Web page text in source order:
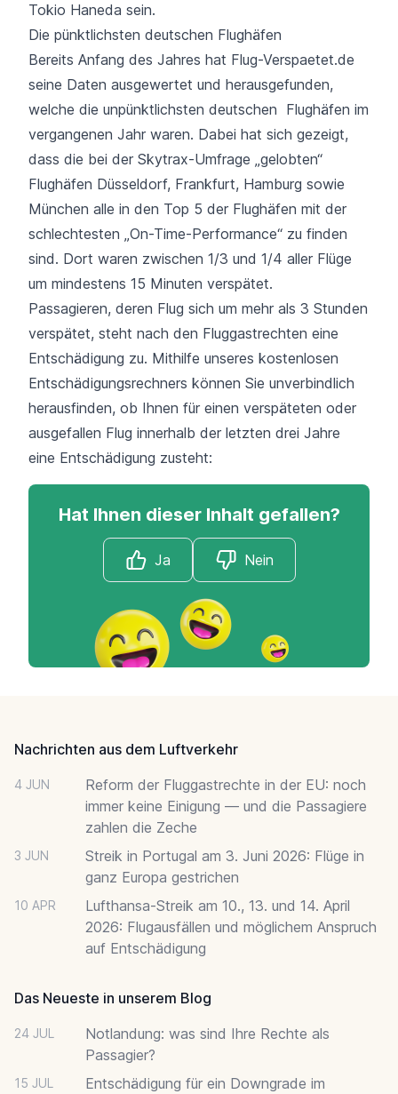
Tokio Haneda sein.
Die pünktlichsten deutschen Flughäfen
Bereits Anfang des Jahres hat Flug-Verspaetet.de
seine Daten ausgewertet und herausgefunden,
welche die unpünktlichsten deutschen Flughäfen im
vergangenen Jahr waren. Dabei hat sich gezeigt,
dass die bei der Skytrax-Umfrage „gelobten“
Flughäfen Düsseldorf, Frankfurt, Hamburg sowie
München alle in den Top 5 der Flughäfen mit der
schlechtesten „On-Time-Performance“ zu finden
sind. Dort waren zwischen 1/3 und 1/4 aller Flüge
um mindestens 15 Minuten verspätet.
Passagieren, deren Flug sich um mehr als 3 Stunden
verspätet, steht nach den Fluggastrechten eine
Entschädigung zu. Mithilfe unseres kostenlosen
Entschädigungsrechners können Sie unverbindlich
herausfinden, ob Ihnen für einen verspäteten oder
ausgefallen Flug innerhalb der letzten drei Jahre
eine Entschädigung zusteht:
Hat Ihnen dieser Inhalt gefallen?
Ja Nein
Nachrichten aus dem Luftverkehr
4 JUN
Reform der Fluggastrechte in der EU: noch
immer keine Einigung — und die Passagiere
zahlen die Zeche
3 JUN
Streik in Portugal am 3. Juni 2026: Flüge in
ganz Europa gestrichen
10 APR
Lufthansa-Streik am 10., 13. und 14. April
2026: Flugausfällen und möglichem Anspruch
auf Entschädigung
Das Neueste in unserem Blog
24 JUL
Notlandung: was sind Ihre Rechte als
Passagier?
15 JUL
Entschädigung für ein Downgrade im